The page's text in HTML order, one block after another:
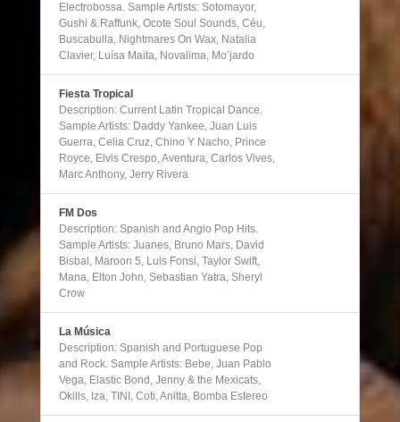
Electrobossa. Sample Artists: Sotomayor,
Gushi & Raffunk, Ocote Soul Sounds, Céu,
Buscabulla, Nightmares On Wax, Natalia
Clavier, Luísa Maita, Novalima, Mo’jardo
Fiesta Tropical
Description: Current Latin Tropical Dance.
Sample Artists: Daddy Yankee, Juan Luis
Guerra, Celia Cruz, Chino Y Nacho, Prince
Royce, Elvis Crespo, Aventura, Carlos Vives,
Marc Anthony, Jerry Rivera
FM Dos
Description: Spanish and Anglo Pop Hits.
Sample Artists: Juanes, Bruno Mars, David
Bisbal, Maroon 5, Luis Fonsi, Taylor Swift,
Mana, Elton John, Sebastian Yatra, Sheryl
Crow
La Música
Description: Spanish and Portuguese Pop
and Rock. Sample Artists: Bebe, Juan Pablo
Vega, Elastic Bond, Jenny & the Mexicats,
Okills, Iza, TINI, Coti, Anitta, Bomba Estereo